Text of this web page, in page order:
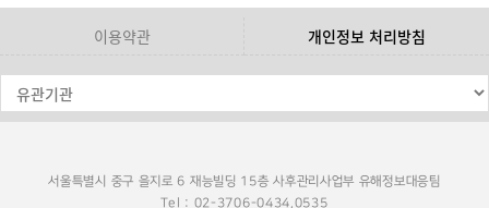
이용약관 개인정보 처리방침
서울특별시 중구 을지로 6 재능빌딩 15층 사후관리사업부 유해정보대응팀
Tel : 02-3706-0434,0535